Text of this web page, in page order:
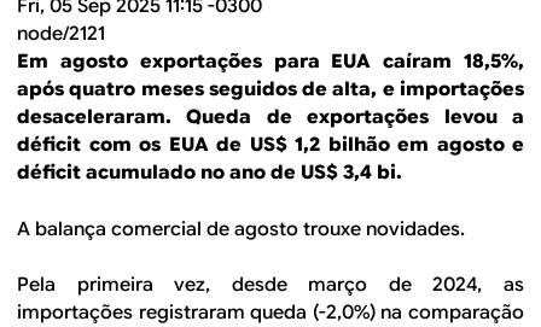
Fri, 05 Sep 2025 11:15 -0300
node/2121
Em agosto exportações para EUA caíram 18,5%,
após quatro meses seguidos de alta, e importações
desaceleraram. Queda de exportações levou a
déficit com os EUA de US$ 1,2 bilhão em agosto e
déficit acumulado no ano de US$ 3,4 bi.
A balança comercial de agosto trouxe novidades.
Pela primeira vez, desde março de 2024, as
importações registraram queda (-2,0%) na comparação